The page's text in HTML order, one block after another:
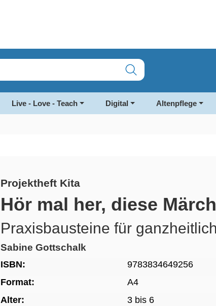
Live - Love - Teach Digital Altenpflege
Projektheft Kita
Hör mal her, diese
Praxisbausteine für
Sabine Gottschalk
ISBN:
9783834649256
Format:
A4
Alter:
3 bis 6